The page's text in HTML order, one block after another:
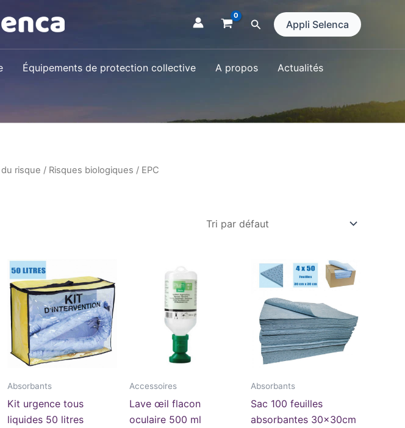
RechercherAppli Selenca
Équipements de protection collective A propos Actualités
risque / Risques biologiques / EPC
Absorbants
Kit urgence tous
liquides 50 litres
Accessoires
Lave œil flacon
oculaire 500 ml
Absorbants
Sac 100 feuilles
absorbantes 30x30cm